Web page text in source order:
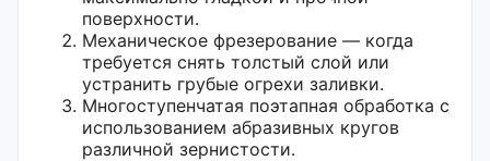
поверхности.
Механическое фрезерование — когда
требуется снять толстый слой или
устранить грубые огрехи заливки.
Многоступенчатая поэтапная обработка с
использованием абразивных кругов
различной зернистости.